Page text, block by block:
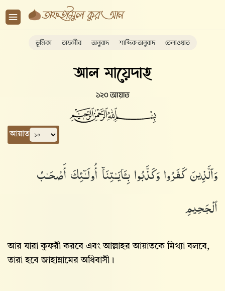
ভূমিকা তাফসীর অনুবাদ শাব্দিক অনুবাদ তেলাওয়াত
আল মায়েদাহ
১২০ আয়াত
আয়াত
وَٱلَّذِينَ كَفَرُوا۟ وَكَذَّبُوا۟ بِـَٔايَـٰتِنَآ أُو۟لَـٰٓئِكَ أَصْحَـٰبُ
ٱلْجَحِيمِ
আর যারা কুফরী করবে এবং আল্লাহর আয়াতকে মিথ্যা বলবে,
তারা হবে জাহান্নামের অধিবাসী।